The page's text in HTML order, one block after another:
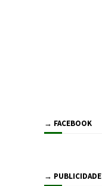
→ FACEBOOK
→ PUBLICIDADE